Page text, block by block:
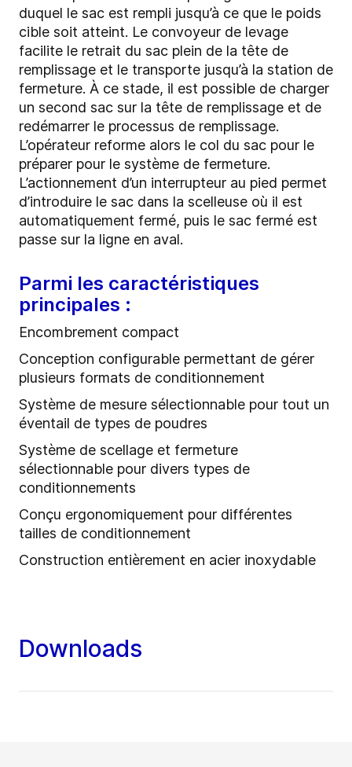
duquel le sac est rempli jusqu’à ce que le poids
cible soit atteint. Le convoyeur de levage
facilite le retrait du sac plein de la tête de
remplissage et le transporte jusqu’à la station de
fermeture. À ce stade, il est possible de charger
un second sac sur la tête de remplissage et de
redémarrer le processus de remplissage.
L’opérateur reforme alors le col du sac pour le
préparer pour le système de fermeture.
L’actionnement d’un interrupteur au pied permet
d’introduire le sac dans la scelleuse où il est
automatiquement fermé, puis le sac fermé est
passe sur la ligne en aval.
Parmi les caractéristiques
principales :
Encombrement compact
Conception configurable permettant de gérer
plusieurs formats de conditionnement
Système de mesure sélectionnable pour tout un
éventail de types de poudres
Système de scellage et fermeture
sélectionnable pour divers types de
conditionnements
Conçu ergonomiquement pour différentes
tailles de conditionnement
Construction entièrement en acier inoxydable
Downloads